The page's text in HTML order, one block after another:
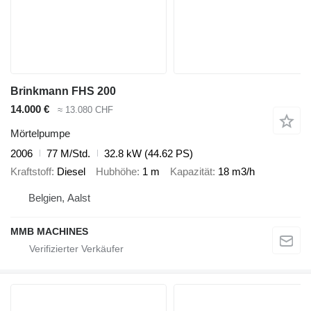
Brinkmann FHS 200
14.000 €
≈ 13.080 CHF
Mörtelpumpe
2006
77 M/Std.
32.8 kW (44.62 PS)
Kraftstoff Diesel Hubhöhe 1 m Kapazität 18 m3/h
Belgien, Aalst
MMB MACHINES